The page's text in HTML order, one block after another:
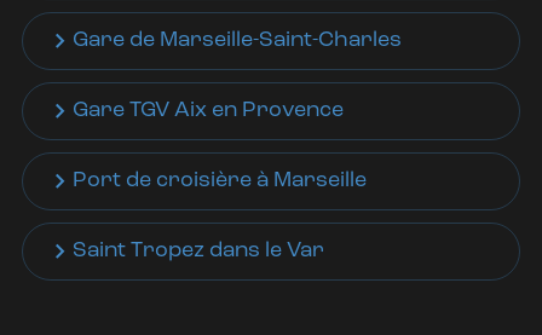
Gare de Marseille-Saint-Charles
Gare TGV Aix en Provence
Port de croisière à Marseille
Saint Tropez dans le Var